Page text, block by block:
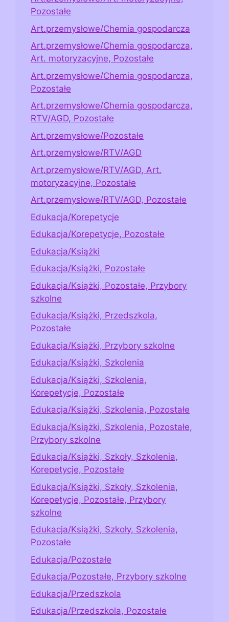
Pozostałe
Art.przemysłowe/Chemia gospodarcza
Art.przemysłowe/Chemia gospodarcza,
Art. motoryzacyjne, Pozostałe
Art.przemysłowe/Chemia gospodarcza,
Pozostałe
Art.przemysłowe/Chemia gospodarcza,
RTV/AGD, Pozostałe
Art.przemysłowe/Pozostałe
Art.przemysłowe/RTV/AGD
Art.przemysłowe/RTV/AGD, Art.
motoryzacyjne, Pozostałe
Art.przemysłowe/RTV/AGD, Pozostałe
Edukacja/Korepetycje
Edukacja/Korepetycje, Pozostałe
Edukacja/Książki
Edukacja/Książki, Pozostałe
Edukacja/Książki, Pozostałe, Przybory
szkolne
Edukacja/Książki, Przedszkola,
Pozostałe
Edukacja/Książki, Przybory szkolne
Edukacja/Książki, Szkolenia
Edukacja/Książki, Szkolenia,
Korepetycje, Pozostałe
Edukacja/Książki, Szkolenia, Pozostałe
Edukacja/Książki, Szkolenia, Pozostałe,
Przybory szkolne
Edukacja/Książki, Szkoły, Szkolenia,
Korepetycje, Pozostałe
Edukacja/Książki, Szkoły, Szkolenia,
Korepetycje, Pozostałe, Przybory
szkolne
Edukacja/Książki, Szkoły, Szkolenia,
Pozostałe
Edukacja/Pozostałe
Edukacja/Pozostałe, Przybory szkolne
Edukacja/Przedszkola
Edukacja/Przedszkola, Pozostałe